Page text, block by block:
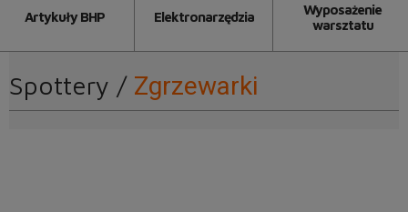
Artykuły BHP Elektronarzędzia
Wyposażenie
warsztatu
Spottery / Zgrzewarki